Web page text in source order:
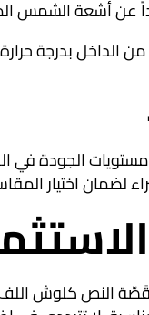
أشعة الشمس
من الداخل بدرجة
الجودة
لضمان اختيار
كلوش اللف